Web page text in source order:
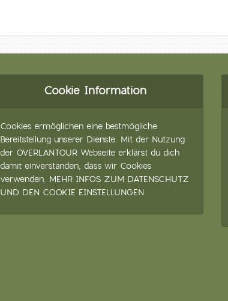
Cookie Information
Cookies ermöglichen eine bestmögliche
Bereitstellung unserer Dienste. Mit der Nutzung
der OVERLANTOUR Webseite erklärst du dich
damit einverstanden, dass wir Cookies
verwenden. MEHR INFOS ZUM DATENSCHUTZ
UND DEN COOKIE EINSTELLUNGEN